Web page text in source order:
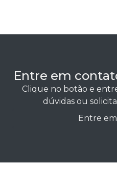
Entre em
Clique no botão e
dúvidas ou
Entre